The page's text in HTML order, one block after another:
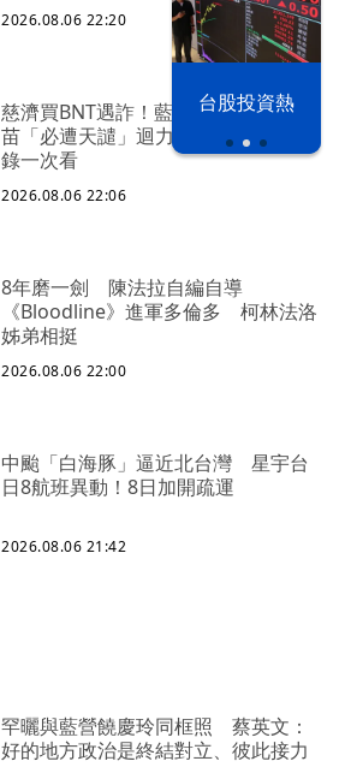
之下
台股投資熱
2026.08.06 22:20
慈濟買BNT遇詐！藍白昔嗆政府擋疫
苗「必遭天譴」迴力鏢來了 荒謬語
錄一次看
2026.08.06 22:06
8年磨一劍 陳法拉自編自導
《Bloodline》進軍多倫多 柯林法洛
姊弟相挺
2026.08.06 22:00
中颱「白海豚」逼近北台灣 星宇台
日8航班異動！8日加開疏運
2026.08.06 21:42
罕曬與藍營饒慶玲同框照 蔡英文：
好的地方政治是終結對立、彼此接力